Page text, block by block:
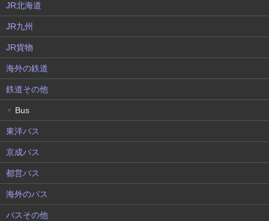
JR北海道
JR九州
JR貨物
海外の鉄道
鉄道その他
▼ Bus
東洋バス
京成バス
都営バス
海外のバス
バスその他